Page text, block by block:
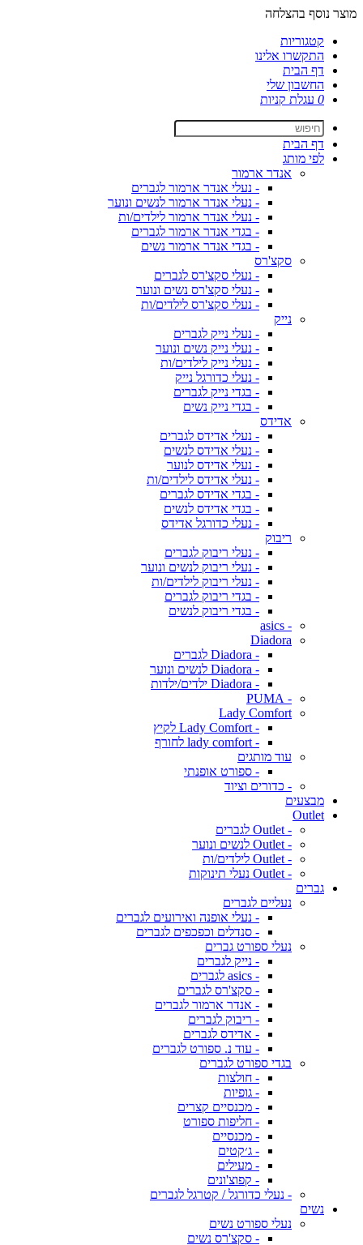
מוצר נוסף בהצלחה
קטגוריות
התקשרו אלינו
דף הבית
החשבון שלי
0 עגלת קניות
דף הבית
לפי מותג
אנדר ארמור
- נעלי אנדר ארמור לגברים
- נעלי אנדר ארמור לנשים ונוער
- נעלי אנדר ארמור לילדים/ות
- בגדי אנדר ארמור לגברים
- בגדי אנדר ארמור נשים
סקצ'רס
- נעלי סקצ'רס לגברים
- נעלי סקצ'רס נשים ונוער
- נעלי סקצ'רס לילדים/ות
נייק
- נעלי נייק לגברים
- נעלי נייק נשים ונוער
- נעלי נייק לילדים/ות
- נעלי כדורגל נייק
- בגדי נייק לגברים
- בגדי נייק נשים
אדידס
- נעלי אדידס לגברים
- נעלי אדידס לנשים
- נעלי אדידס לנוער
- נעלי אדידס לילדים/ות
- בגדי אדידס לגברים
- בגדי אדידס לנשים
- נעלי כדורגל אדידס
ריבוק
- נעלי ריבוק לגברים
- נעלי ריבוק לנשים ונוער
- נעלי ריבוק לילדים/ות
- בגדי ריבוק לגברים
- בגדי ריבוק לנשים
- asics
Diadora
- Diadora לגברים
- Diadora לנשים ונוער
- Diadora ילדים/ילדות
- PUMA
Lady Comfort
- Lady Comfort לקיץ
- lady comfort לחורף
עוד מותגים
- ספורט אופנתי
- כדורים וציוד
מבצעים
Outlet
- Outlet לגברים
- Outlet לנשים ונוער
- Outlet לילדים/ות
- Outlet נעלי תינוקות
גברים
נעליים לגברים
- נעלי אופנה ואירועים לגברים
- סנדלים וכפכפים לגברים
נעלי ספורט גברים
- נייק לגברים
- asics לגברים
- סקצ'רס לגברים
- אנדר ארמור לגברים
- ריבוק לגברים
- אדידס לגברים
- עוד נ. ספורט לגברים
בגדי ספורט לגברים
- חולצות
- גופיות
- מכנסיים קצרים
- חליפות ספורט
- מכנסיים
- ג׳קטים
- מעילים
- קפוצ'ונים
- נעלי כדורגל / קטרגל לגברים
נשים
נעלי ספורט נשים
- סקצ'רס נשים